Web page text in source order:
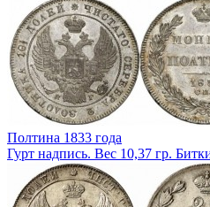
Полтина 1833 года
Гурт надпись. Вес 10,37 гр.